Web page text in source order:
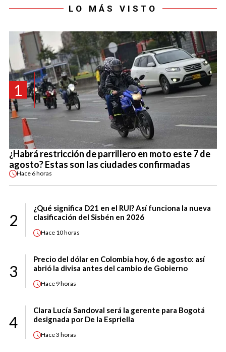
LO MÁS VISTO
1
¿Habrá restricción de parrillero en moto este 7 de
agosto? Estas son las ciudades confirmadas
Hace 6 horas
2
¿Qué significa D21 en el RUI? Así funciona la nueva
clasificación del Sisbén en 2026
Hace 10 horas
3
Precio del dólar en Colombia hoy, 6 de agosto: así
abrió la divisa antes del cambio de Gobierno
Hace 9 horas
4
Clara Lucía Sandoval será la gerente para Bogotá
designada por De la Espriella
Hace3 horas